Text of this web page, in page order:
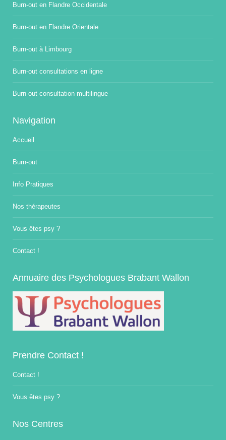
Burn-out en Flandre Occidentale
Burn-out en Flandre Orientale
Burn-out à Limbourg
Burn-out consultations en ligne
Burn-out consultation multilingue
Navigation
Accueil
Burn-out
Info Pratiques
Nos thérapeutes
Vous êtes psy ?
Contact !
Annuaire des Psychologues Brabant Wallon
Prendre Contact !
Contact !
Vous êtes psy ?
Nos Centres